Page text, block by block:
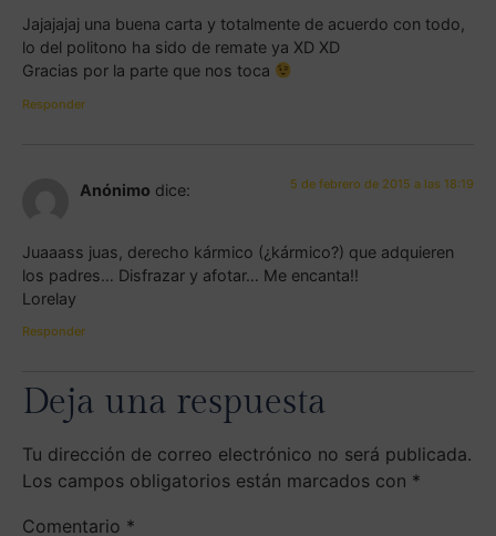
Jajajajaj una buena carta y totalmente de acuerdo con todo,
lo del politono ha sido de remate ya XD XD
Gracias por la parte que nos toca
Responder
Anónimo dice: 5 de febrero de 2015 a las 18:19
Juaaass juas, derecho kármico (¿kármico?) que adquieren
los padres… Disfrazar y afotar… Me encanta!!
Lorelay
Responder
Deja una respuesta
Tu dirección de correo electrónico no será publicada.
Los campos obligatorios están marcados con *
Comentario *